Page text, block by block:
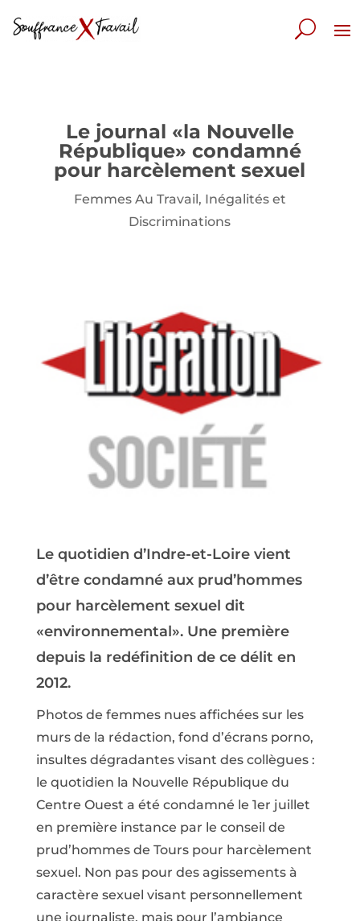
Le journal «la Nouvelle
République» condamné
pour harcèlement sexuel
Femmes Au Travail, Inégalités et
Discriminations
Le quotidien d’Indre-et-Loire vient
d’être condamné aux prud’hommes
pour harcèlement sexuel dit
«environnemental». Une première
depuis la redéfinition de ce délit en
2012.
Photos de femmes nues affichées sur les
murs de la rédaction, fond d’écrans porno,
insultes dégradantes visant des collègues :
le quotidien la Nouvelle République du
Centre Ouest a été condamné le 1er juillet
en première instance par le conseil de
prud’hommes de Tours pour harcèlement
sexuel. Non pas pour des agissements à
caractère sexuel visant personnellement
une journaliste, mais pour l’ambiance